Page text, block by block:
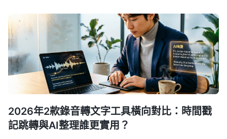
2026年2款錄音轉文字工具橫向對比：時間戳
記跳轉與AI整理誰更實用？